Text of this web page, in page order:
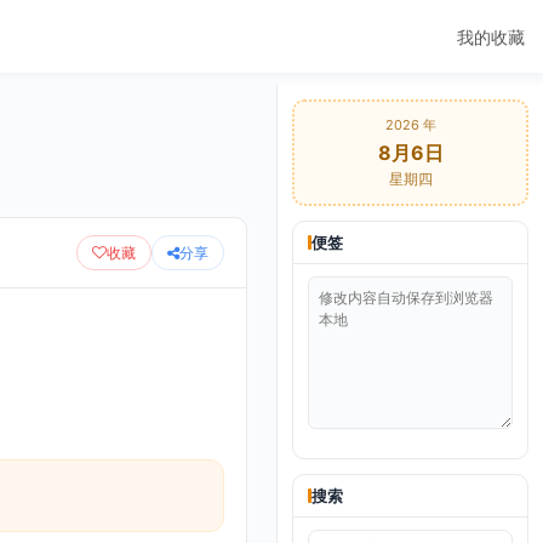
我的收藏
收藏 分享
2026 年
8月6日
星期四
便签
搜索